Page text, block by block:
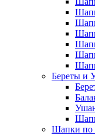
Береты и
Шапки по